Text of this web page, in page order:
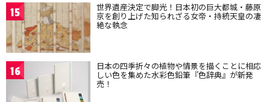
15 世界遺産決定で脚光！日本初の巨大都城・藤原
京を創り上げた知られざる女帝・持統天皇の凄
絶な執念
16 日本の四季折々の植物や情景を描くことに相応
しい色を集めた水彩色鉛筆『色辞典』が新発
売！